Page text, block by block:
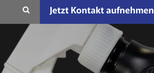
Jetzt Kontakt aufnehmen